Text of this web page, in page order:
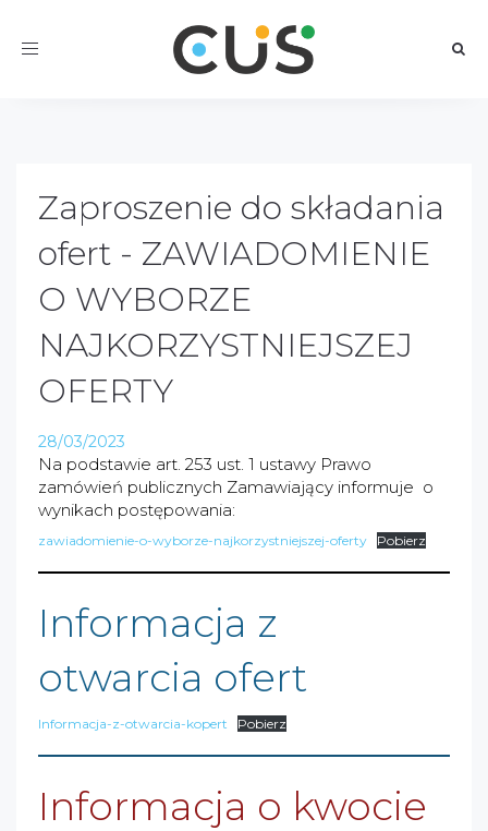
Toggle
Zaproszenie do składania
ofert - ZAWIADOMIENIE
O WYBORZE
NAJKORZYSTNIEJSZEJ
OFERTY
28/03/2023
Na podstawie art. 253 ust. 1 ustawy Prawo
zamówień publicznych Zamawiający informuje o
wynikach postępowania:
zawiadomienie-o-wyborze-najkorzystniejszej-oferty Pobierz
Informacja z
otwarcia ofert
Informacja-z-otwarcia-kopert Pobierz
Informacja o kwocie